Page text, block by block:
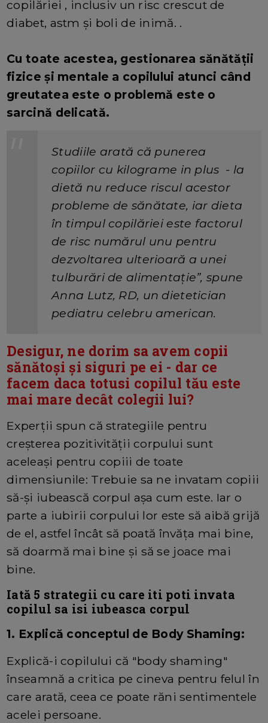
copilăriei , inclusiv un risc crescut de
diabet, astm și boli de inimă. .
Cu toate acestea, gestionarea sănătății
fizice și mentale a copilului atunci când
greutatea este o problemă este o
sarcină delicată.
Studiile arată că punerea
copiilor cu kilograme in plus - la
dietă nu reduce riscul acestor
probleme de sănătate, iar dieta
în timpul copilăriei este factorul
de risc numărul unu pentru
dezvoltarea ulterioară a unei
tulburări de alimentație”, spune
Anna Lutz, RD, un dietetician
pediatru celebru american.
Desigur, ne dorim sa avem copii
sănătoși și siguri pe ei - dar ce
facem daca totusi copilul tău este
mai mare decât colegii lui?
Experții spun că strategiile pentru
creșterea pozitivității corpului sunt
aceleași pentru copiii de toate
dimensiunile: Trebuie sa ne invatam copiii
să-și iubească corpul așa cum este. Iar o
parte a iubirii corpului lor este să aibă grijă
de el, astfel încât să poată învăța mai bine,
să doarmă mai bine și să se joace mai
bine.
Iată 5 strategii cu care iti poti invata
copilul sa isi iubeasca corpul
1. Explică conceptul de Body Shaming:
Explică-i copilului că "body shaming"
înseamnă a critica pe cineva pentru felul în
care arată, ceea ce poate răni sentimentele
acelei persoane.